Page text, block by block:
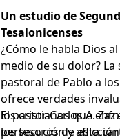
Un estudio de
Tesalonicenses
¿Cómo le habla Dios
medio de su dolor?
pastoral de Pablo a
ofrece verdades
los cristianos que
persecución y
El pastor Carlos A.
los tesoros de esta